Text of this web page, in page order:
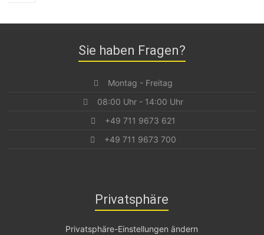
Sie haben Fragen?
Montag - Freitag
08:00 Uhr - 14:00 Uhr
+49 711 9673 621
+49 711 9673 700
Privatsphäre
Privatsphäre-Einstellungen ändern